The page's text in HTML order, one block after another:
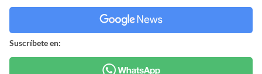
Suscríbete en: